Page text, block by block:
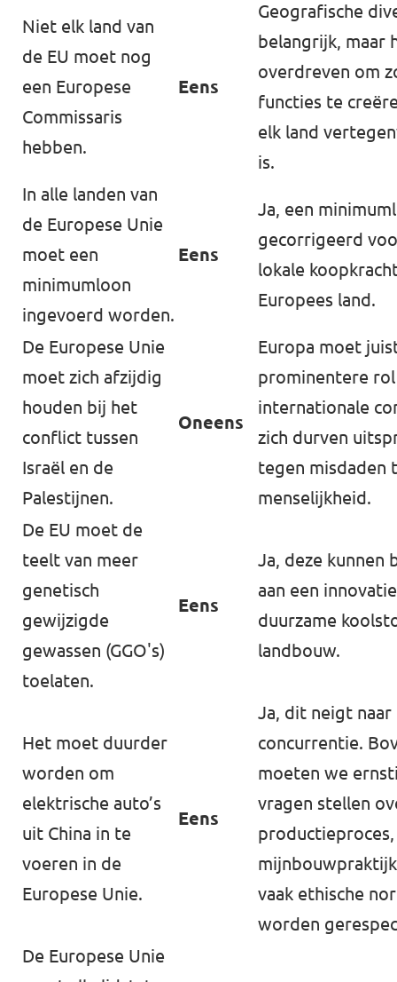
Volt Europa
Volt is een pan-Europese politieke partij met
meer dan 30.000 leden en 250 verkozenen over
heel Europa.
Niet elk land van
de EU moet nog
een Europese
Commissaris
hebben.
Eens
Geografische
belangrijk, maar
overdreven om
functies te
elk land
is.
In alle landen van
de Europese Unie
moet een
minimumloon
ingevoerd worden.
Eens
Ja, een
gecorrigeerd
lokale
Europees land.
De Europese Unie
moet zich afzijdig
houden bij het
conflict tussen
Israël en de
Palestijnen.
Oneens
Europa moet
prominentere
internationale
zich durven
tegen misdaden
menselijkheid.
De EU moet de
teelt van meer
genetisch
gewijzigde
gewassen (GGO's)
toelaten.
Eens
Ja, deze kunnen
aan een
duurzame
landbouw.
Het moet duurder
worden om
elektrische auto’s
uit China in te
voeren in de
Europese Unie.
Eens
Ja, dit neigt naar
concurrentie.
moeten we
vragen stellen
productieproces,
vaak ethische
worden
De Europese Unie